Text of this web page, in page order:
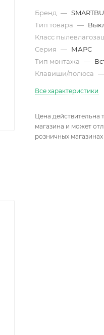
Бренд —
Тип товара —
Класс
Серия — МАРС
Тип монтажа —
Клавиши/полюса —
Все характеристики
Цена действительна
магазина и может
розничных магазинах